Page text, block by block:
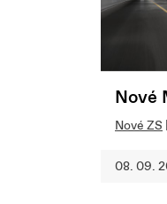
Nové
Nové ZS |
08. 09.